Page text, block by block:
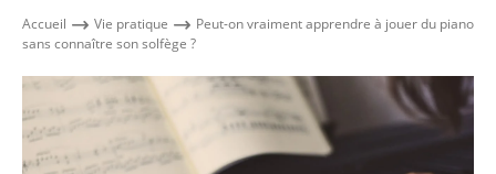
Accueil Vie pratique
Peut-on vraiment apprendre à jouer du piano
sans connaître son solfège ?